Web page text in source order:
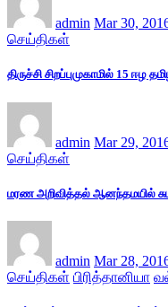
admin Mar 30,
செய்திகள்
திருச்சி சிறப்புமுகாமில் 15 ஈழ
admin Mar 29,
செய்திகள்
மரண அறிவித்தல் ஆனந்தமயில்
admin Mar 28,
செய்திகள் பிரித்தானியா